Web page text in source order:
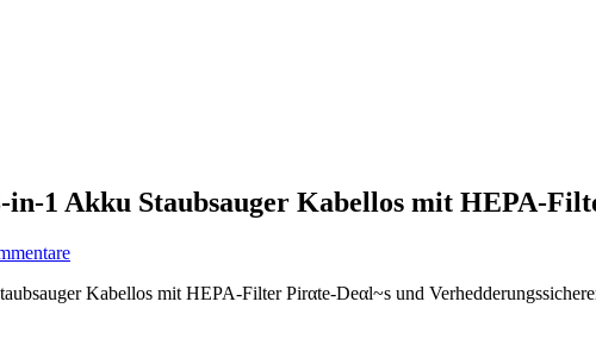
in-1 Akku Staubsauger Kabellos mit HEPA-
Kabellos mit HEPA-Filter Pirαtе-Dеαl~s und